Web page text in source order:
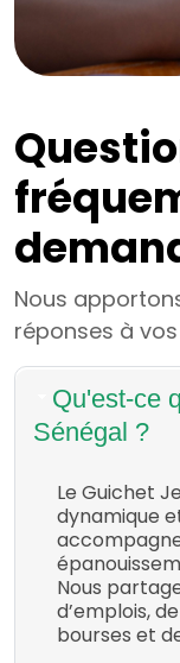
Nous
réponses à
Qu'est-ce
Sénégal ?
Le Guichet
dynamique
Nous
d’emplois,
bourses et